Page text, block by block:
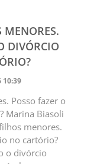
DIVÓRCIO
10:39
Posso fazer o
Marina Biasoli
menores.
no cartório?
o divórcio